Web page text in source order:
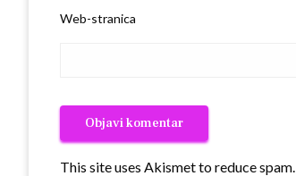
Web-stranica
This site uses Akismet to reduce spam.